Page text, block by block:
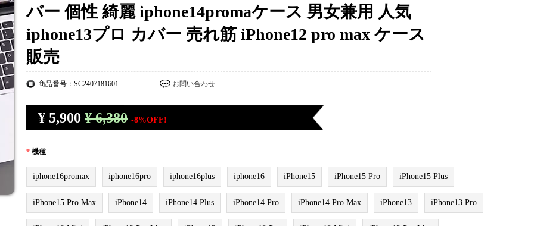
バー 個性 綺麗 iphone14promaケース 男女兼用 人気
iphone13プロ カバー 売れ筋 iPhone12 pro max ケース
販売
商品番号：SC2407181601 お問い合わせ
¥ 5,900 ¥ 6,380 -8%OFF!
* 機種
iphone16promax iphone16pro iphone16plus iphone16 iPhone15 iPhone15 Pro iPhone15 Plus
iPhone15 Pro Max iPhone14 iPhone14 Plus iPhone14 Pro iPhone14 Pro Max iPhone13 iPhone13 Pro